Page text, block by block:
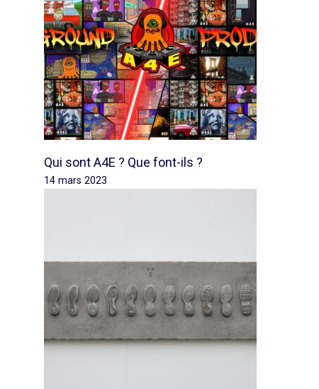
Qui sont A4E ? Que font-ils ?
14 mars 2023